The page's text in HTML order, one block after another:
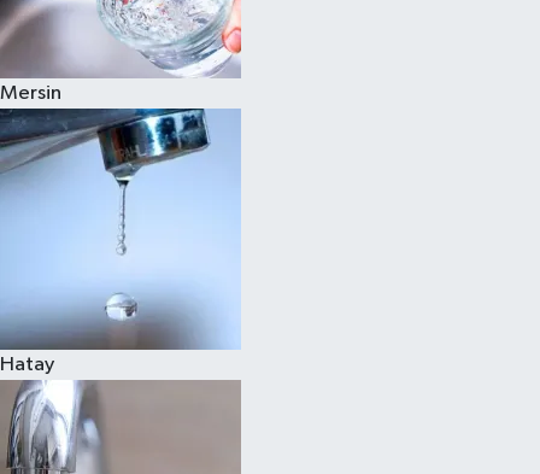
Mersin
Hatay